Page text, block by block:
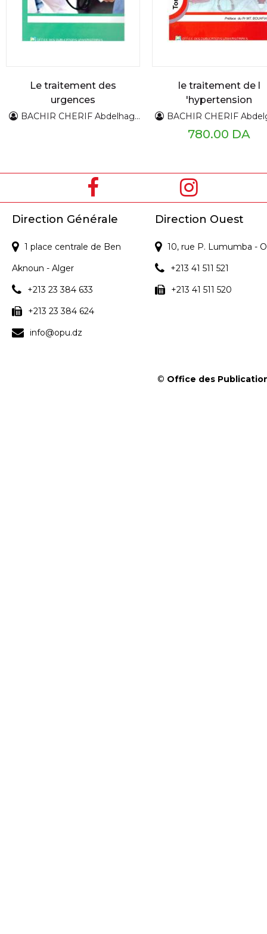
Le traitement des
urgences
hypertensives
BACHIR CHERIF Abdelhaghani
le traitement de l
'hypertension
artérielle
BACHIR CHERIF
780.00 DA
Direction Générale
1 place centrale de Ben
Aknoun - Alger
+213 23 384 633
+213 23 384 624
info@opu.dz
Direction Ouest
10, rue P. Lumumba -
+213 41 511 521
+213 41 511 520
© Office des